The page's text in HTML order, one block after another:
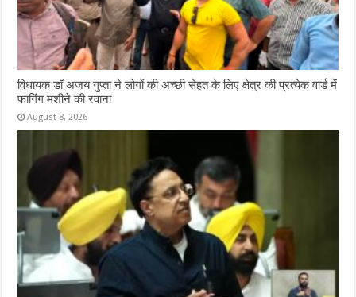
विधायक डॉ अजय गुप्ता ने लोगों की अच्छी सेहत के लिए क्षेत्र की प्रत्येक वार्ड में
फागिंग मशीने की रवाना
August 8, 2026